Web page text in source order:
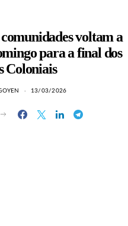
voltam a
para a final dos
Coloniais
13/03/2026